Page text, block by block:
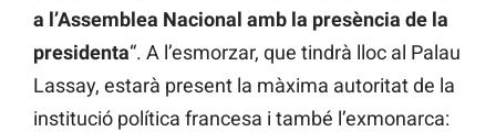
a l’Assemblea Nacional amb la presència de la
presidenta“. A l’esmorzar, que tindrà lloc al Palau
Lassay, estarà present la màxima autoritat de la
institució política francesa i també l’exmonarca: